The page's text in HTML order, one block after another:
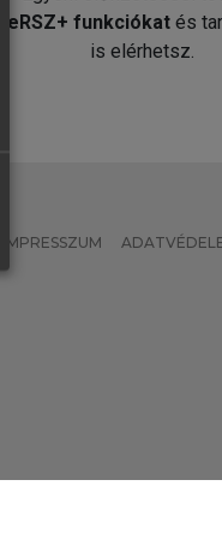
MeRSZ+ funkciókat és
is elérhetsz.
IMPRESSZUM